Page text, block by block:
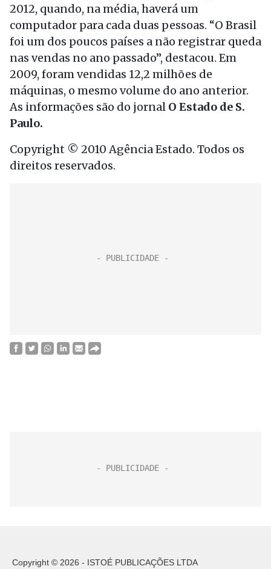
2012, quando, na média, haverá um
computador para cada duas pessoas. “O Brasil
foi um dos poucos países a não registrar queda
nas vendas no ano passado”, destacou. Em
2009, foram vendidas 12,2 milhões de
máquinas, o mesmo volume do ano anterior.
As informações são do jornal O Estado de S.
Paulo.
Copyright © 2010 Agência Estado. Todos os
direitos reservados.
Copyright © 2026 - ISTOÉ PUBLICAÇÕES LTDA